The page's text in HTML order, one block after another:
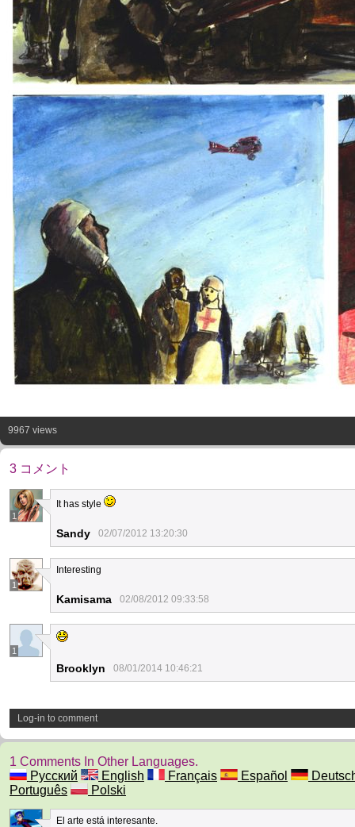
9967 views
3 コメント
1
It has style
Sandy 02/07/2012 13:20:30
1
Interesting
Kamisama 02/08/2012 09:33:58
1
Brooklyn 08/01/2014 10:46:21
Log-in to comment
1 Comments In Other Languages.
Русский
English Français Español
Português
Polski
El arte está interesante.